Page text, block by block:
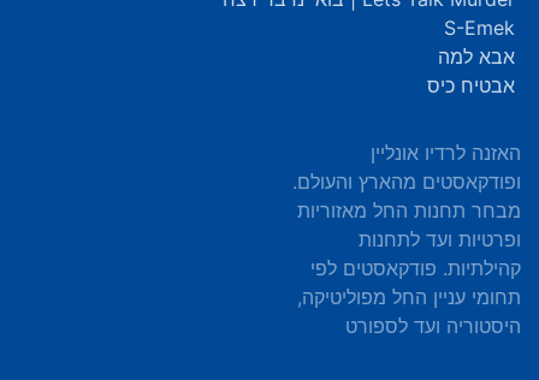
S-Emek
אבא למה
אבטיח כיס
האזנה לרדיו אונליין
ופודקאסטים מהארץ והעולם.
מבחר תחנות החל מאזוריות
ופרטיות ועד לתחנות
קהילתיות. פודקאסטים לפי
תחומי עניין החל מפוליטיקה,
היסטוריה ועד לספורט